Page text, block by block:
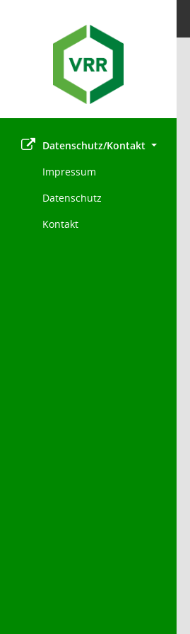
Datenschutz/Kontakt
Impressum
Datenschutz
Kontakt